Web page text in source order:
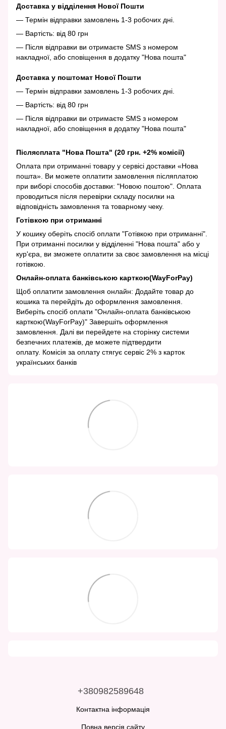
Доставка у відділення Нової Пошти
— Термін відправки замовлень 1-3 робочих дні.
— Вартість: від 80 грн
— Після відправки ви отримаєте SMS з номером
накладної, або сповіщення в додатку "Нова пошта"
Доставка у поштомат Нової Пошти
— Термін відправки замовлень 1-3 робочих дні.
— Вартість: від 80 грн
— Після відправки ви отримаєте SMS з номером
накладної, або сповіщення в додатку "Нова пошта"
Післясплата "Нова Пошта" (20 грн. +2% комісії)
Оплата при отриманні товару у сервісі доставки «Нова
пошта». Ви можете оплатити замовлення післяплатою
при виборі способів доставки: "Новою поштою". Оплата
проводиться після перевірки складу посилки на
відповідність замовлення та товарному чеку.
Готівкою при отриманні
У кошику оберіть спосіб оплати "Готівкою при отриманні".
При отриманні посилки у відділенні "Нова пошта" або у
кур'єра, ви зможете оплатити за своє замовлення на місці
готівкою.
Онлайн-оплата банківською карткою(WayForPay)
Щоб оплатити замовлення онлайн: Додайте товар до
кошика та перейдіть до оформлення замовлення.
Виберіть спосіб оплати "Онлайн-оплата банківською
карткою(WayForPay)" Завершіть оформлення
замовлення. Далі ви перейдете на сторінку системи
безпечних платежів, де можете підтвердити
оплату. Комісія за оплату стягує сервіс 2% з карток
українських банків
+380982589648
Контактна інформація
Повна версія сайту